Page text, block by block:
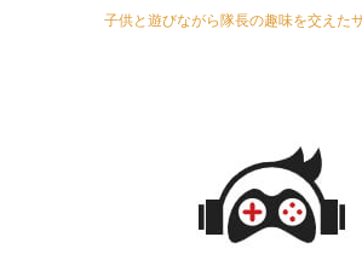
子供と遊びながら隊長の趣味を交えた